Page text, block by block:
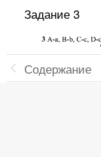
Задание 3
Содержание